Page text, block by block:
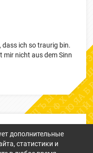
dass ich so traurig bin.
mir nicht aus dem Sinn
дополнительные
статистики и